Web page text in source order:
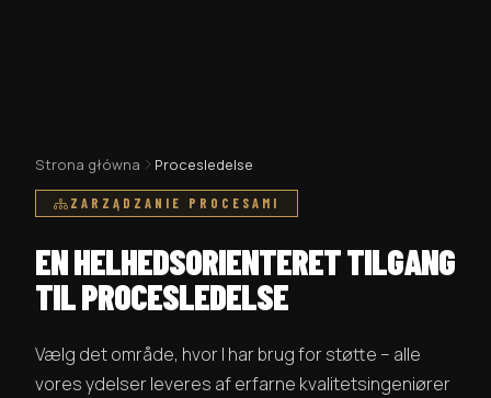
Strona główna Procesledelse
ZARZĄDZANIE PROCESAMI
EN HELHEDSORIENTERET TILGANG
TIL PROCESLEDELSE
Vælg det område, hvor I har brug for støtte – alle
vores ydelser leveres af erfarne kvalitetsingeniører